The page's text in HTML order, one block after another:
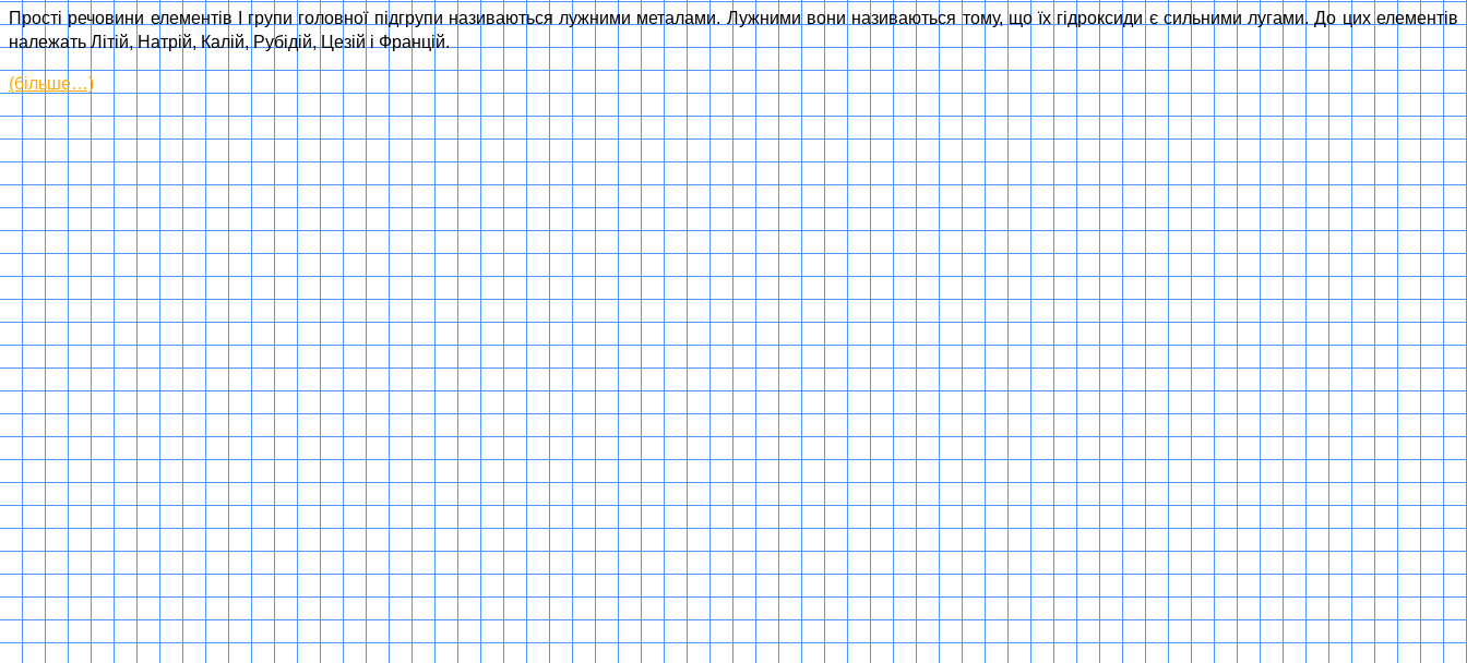
Прості речовини елементів І групи головної підгрупи називаються лужними металами. Лужними вони називаються тому, що їх гідроксиди є сильними лугами. До цих елементів
належать Літій, Натрій, Калій, Рубідій, Цезій і Францій.
(більше…)